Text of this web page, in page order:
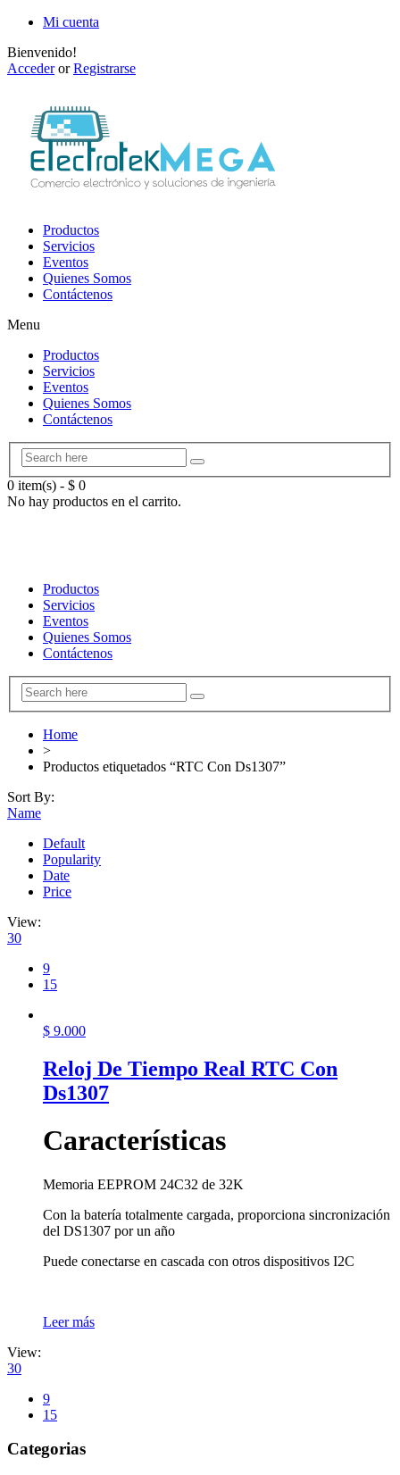
Mi cuenta
Bienvenido!
AccederorRegistrarse
Productos
Servicios
Eventos
Quienes Somos
Contáctenos
Menu
Productos
Servicios
Eventos
Quienes Somos
Contáctenos
0 item(s) - $ 0
No hay productos en el carrito.
Productos
Servicios
Eventos
Quienes Somos
Contáctenos
Home
>
Productos etiquetados “RTC Con Ds1307”
Sort By:
Name
Default
Popularity
Date
Price
View:
30
9
15
$ 9.000
Reloj De Tiempo Real RTC Con
Ds1307
Características
Memoria EEPROM 24C32 de 32K
Con la batería totalmente cargada, proporciona sincronización
del DS1307 por un año
Puede conectarse en cascada con otros dispositivos I2C
Leer más
View:
30
9
15
Categorias